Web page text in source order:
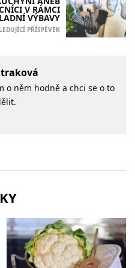
V RÁMCI
VÝBAVY
PŘÍSPĚVEK
o něm hodně a chci se o to